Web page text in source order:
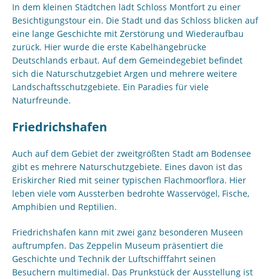
In dem kleinen Städtchen lädt Schloss Montfort zu einer
Besichtigungstour ein. Die Stadt und das Schloss blicken auf
eine lange Geschichte mit Zerstörung und Wiederaufbau
zurück. Hier wurde die erste Kabelhängebrücke
Deutschlands erbaut. Auf dem Gemeindegebiet befindet
sich die Naturschutzgebiet Argen und mehrere weitere
Landschaftsschutzgebiete. Ein Paradies für viele
Naturfreunde.
Friedrichshafen
Auch auf dem Gebiet der zweitgrößten Stadt am Bodensee
gibt es mehrere Naturschutzgebiete. Eines davon ist das
Eriskircher Ried mit seiner typischen Flachmoorflora. Hier
leben viele vom Aussterben bedrohte Wasservögel, Fische,
Amphibien und Reptilien.
Friedrichshafen kann mit zwei ganz besonderen Museen
auftrumpfen. Das Zeppelin Museum präsentiert die
Geschichte und Technik der Luftschifffahrt seinen
Besuchern multimedial. Das Prunkstück der Ausstellung ist